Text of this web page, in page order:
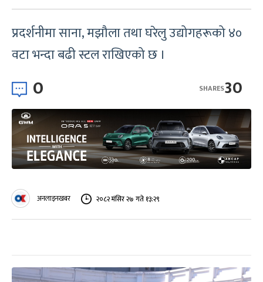
प्रदर्शनीमा साना, मझौला तथा घरेलु उद्योगहरूको ४०
वटा भन्दा बढी स्टल राखिएको छ ।
0 30
SHARES
अनलाइनखबर २०८२ मंसिर २७ गते १३:२९